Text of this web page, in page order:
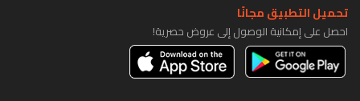
تحميل التطبيق مجانًا
احصل على إمكانية الوصول إلى عروض حصرية!